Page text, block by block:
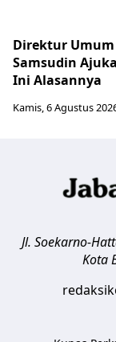
Direktur Umum
Samsudin
Ini Alasannya
Kamis, 6 Agustus
Jl. Soekarno-
Kota